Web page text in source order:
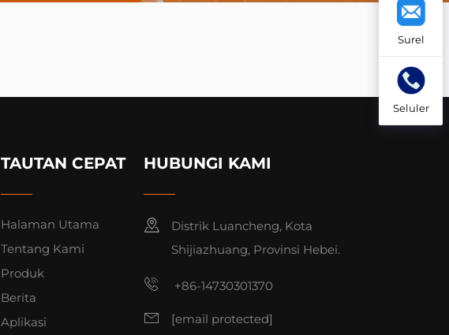
Surel
Seluler
TAUTAN CEPAT
Halaman Utama
Tentang Kami
Produk
Berita
Aplikasi
HUBUNGI KAMI
Distrik Luancheng, Kota
Shijiazhuang, Provinsi Hebei.
+86-14730301370
[email protected]